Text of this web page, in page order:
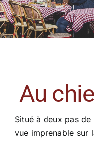
Au
Situé à deux pas
vue imprenable sur